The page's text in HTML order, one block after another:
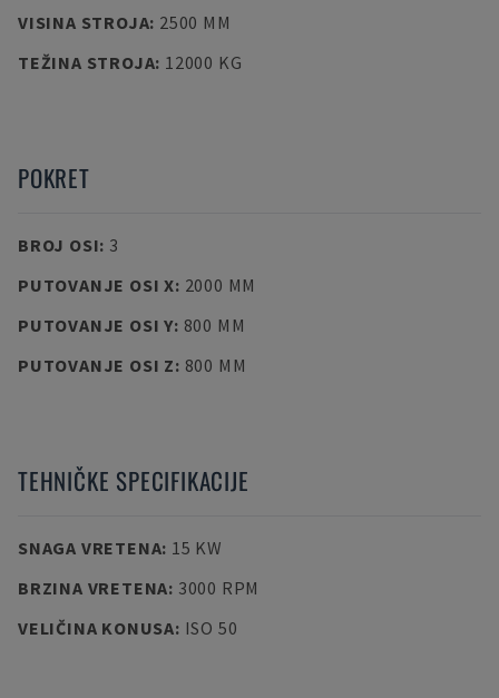
VISINA STROJA: 2500 MM
TEŽINA STROJA: 12000 KG
POKRET
BROJ OSI: 3
PUTOVANJE OSI X: 2000 MM
PUTOVANJE OSI Y: 800 MM
PUTOVANJE OSI Z: 800 MM
TEHNIČKE SPECIFIKACIJE
SNAGA VRETENA: 15 KW
BRZINA VRETENA: 3000 RPM
VELIČINA KONUSA: ISO 50